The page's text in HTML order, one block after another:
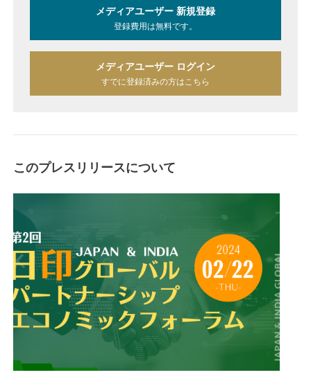
メディアユーザー 新規登録
登録費用は無料です。
メディアユーザー ログイン
すでに登録済みの方はこちら
このプレスリリースについて